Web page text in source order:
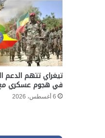
تيغراي تتهم الدعم
في هجوم عسكري مع
6 أغسطس، 2026